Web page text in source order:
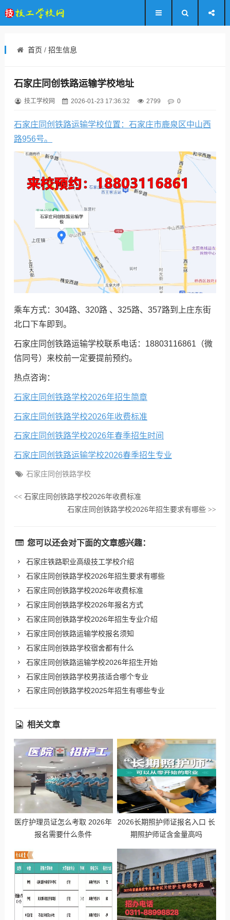
首页 / 招生信息
石家庄同创铁路运输学校地址
技工学校网 2026-01-23 17:36:32 2799 0
石家庄同创铁路运输学校位置： 石家庄市鹿泉区中山西
路956号。
乘车方式：304路、320路 、325路、357路到上庄东街
北口下车即到。
石家庄同创铁路运输学校联系电话：18803116861（微
信同号）来校前一定要提前预约。
热点咨询：
石家庄同创铁路学校2026年招生简章
石家庄同创铁路学校2026年收费标准
石家庄同创铁路学校2026年春季招生时间
石家庄同创铁路运输学校2026春季招生专业
石家庄同创铁路学校
<<石家庄同创铁路学校2026年收费标准
石家庄同创铁路学校2026年招生要求有哪些>>
您可以还会对下面的文章感兴趣：
石家庄铁路职业高级技工学校介绍
石家庄同创铁路学校2026年招生要求有哪些
石家庄同创铁路学校2026年收费标准
石家庄同创铁路学校2026年报名方式
石家庄同创铁路学校2026年招生专业介绍
石家庄同创铁路运输学校报名须知
石家庄同创铁路学校宿舍都有什么
石家庄同创铁路运输学校2026年招生开始
石家庄同创铁路学校男孩适合哪个专业
石家庄同创铁路学校2025年招生有哪些专业
相关文章
医疗护理员证怎么考取 2026年
报名需要什么条件
2026长期照护师证报名入口 长
期照护师证含金量高吗